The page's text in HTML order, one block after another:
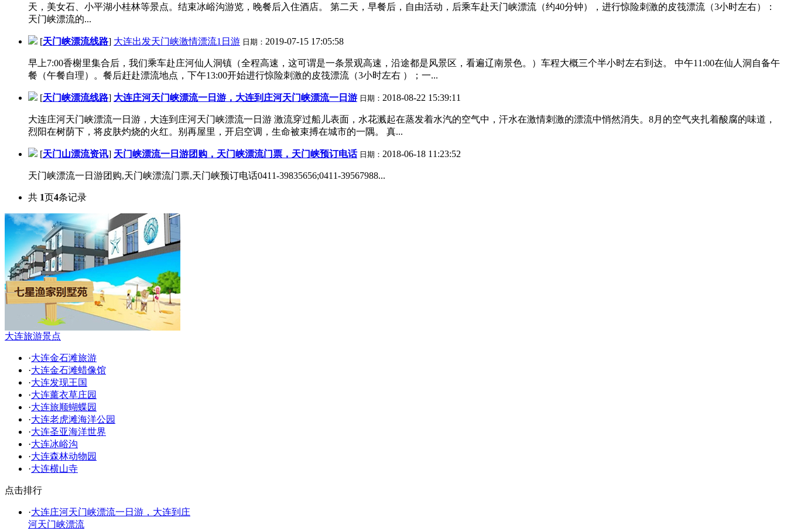
天，美女石、小平湖小桂林等景点。结束冰峪沟游览，晚餐后入住酒店。 第二天，早餐后，自由活动，后乘车赴天门峡漂流（约40分钟），进行惊险刺激的皮筏漂流（3小时左右）：
天门峡漂流的...
[天门峡漂流线路] 大连出发天门峡激情漂流1日游 日期： 2019-07-15 17:05:58
早上7:00香榭里集合后，我们乘车赴庄河仙人洞镇（全程高速，这可谓是一条景观高速，沿途都是风景区，看遍辽南景色。）车程大概三个半小时左右到达。 中午11:00在仙人洞自备午
餐（午餐自理）。餐后赶赴漂流地点，下午13:00开始进行惊险刺激的皮筏漂流（3小时左右 ）；一...
[天门峡漂流线路] 大连庄河天门峡漂流一日游，大连到庄河天门峡漂流一日游 日期： 2018-08-22 15:39:11
大连庄河天门峡漂流一日游，大连到庄河天门峡漂流一日游 激流穿过船儿表面，水花溅起在蒸发着水汽的空气中，汗水在激情刺激的漂流中悄然消失。8月的空气夹扎着酸腐的味道，
烈阳在树荫下，将皮肤灼烧的火红。别再屋里，开启空调，生命被束搏在城市的一隅。 真...
[天门山漂流资讯] 天门峡漂流一日游团购，天门峡漂流门票，天门峡预订电话 日期： 2018-06-18 11:23:52
天门峡漂流一日游团购,天门峡漂流门票,天门峡预订电话0411-39835656;0411-39567988...
共 1页4条记录
大连旅游景点
·大连金石滩旅游
·大连金石滩蜡像馆
·大连发现王国
·大连薰衣草庄园
·大连旅顺蝴蝶园
·大连老虎滩海洋公园
·大连圣亚海洋世界
·大连冰峪沟
·大连森林动物园
·大连横山寺
点击排行
·大连庄河天门峡漂流一日游，大连到庄
河天门峡漂流